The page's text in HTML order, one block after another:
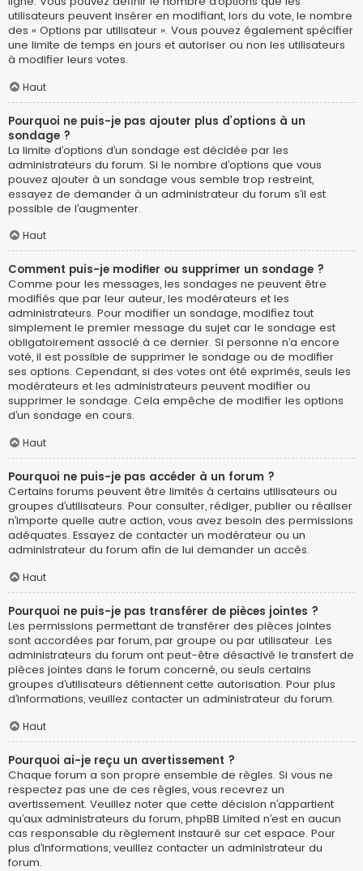
utilisateurs peuvent insérer en modifiant, lors du vote, le nombre
des « Options par utilisateur ». Vous pouvez également spécifier
une limite de temps en jours et autoriser ou non les utilisateurs
à modifier leurs votes.
Haut
Pourquoi ne puis-je pas ajouter plus d’options à un
sondage ?
La limite d’options d’un sondage est décidée par les
administrateurs du forum. Si le nombre d’options que vous
pouvez ajouter à un sondage vous semble trop restreint,
essayez de demander à un administrateur du forum s’il est
possible de l’augmenter.
Haut
Comment puis-je modifier ou supprimer un sondage ?
Comme pour les messages, les sondages ne peuvent être
modifiés que par leur auteur, les modérateurs et les
administrateurs. Pour modifier un sondage, modifiez tout
simplement le premier message du sujet car le sondage est
obligatoirement associé à ce dernier. Si personne n’a encore
voté, il est possible de supprimer le sondage ou de modifier
ses options. Cependant, si des votes ont été exprimés, seuls les
modérateurs et les administrateurs peuvent modifier ou
supprimer le sondage. Cela empêche de modifier les options
d’un sondage en cours.
Haut
Pourquoi ne puis-je pas accéder à un forum ?
Certains forums peuvent être limités à certains utilisateurs ou
groupes d’utilisateurs. Pour consulter, rédiger, publier ou réaliser
n’importe quelle autre action, vous avez besoin des permissions
adéquates. Essayez de contacter un modérateur ou un
administrateur du forum afin de lui demander un accès.
Haut
Pourquoi ne puis-je pas transférer de pièces jointes ?
Les permissions permettant de transférer des pièces jointes
sont accordées par forum, par groupe ou par utilisateur. Les
administrateurs du forum ont peut-être désactivé le transfert de
pièces jointes dans le forum concerné, ou seuls certains
groupes d’utilisateurs détiennent cette autorisation. Pour plus
d’informations, veuillez contacter un administrateur du forum.
Haut
Pourquoi ai-je reçu un avertissement ?
Chaque forum a son propre ensemble de règles. Si vous ne
respectez pas une de ces règles, vous recevrez un
avertissement. Veuillez noter que cette décision n’appartient
qu’aux administrateurs du forum, phpBB Limited n’est en aucun
cas responsable du règlement instauré sur cet espace. Pour
plus d’informations, veuillez contacter un administrateur du
forum.